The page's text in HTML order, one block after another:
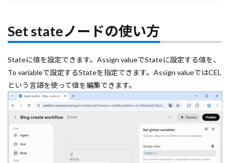
Set stateノードの使い方
Stateに値を設定できます。Assign valueでStateに設定する値を、
To variableで設定するStateを指定できます。Assign valueではCEL
という言語を使って値を編集できます。